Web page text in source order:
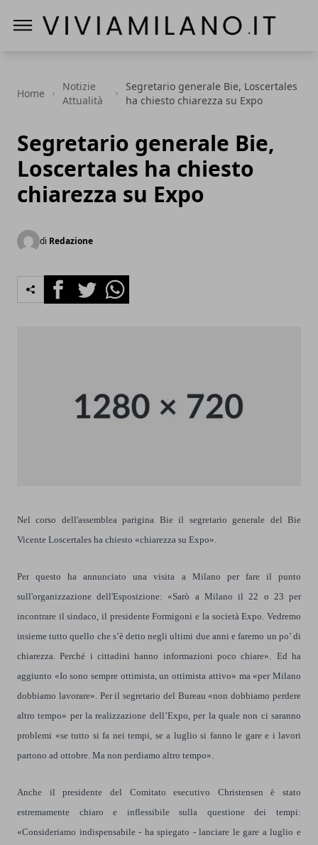
Home
Notizie
Attualità
Segretario generale Bie, Loscertales
ha chiesto chiarezza su Expo
Segretario generale Bie,
Loscertales ha chiesto
chiarezza su Expo
di Redazione
FacebookTwitterWhatsapp
Nel corso dell'assemblea parigina Bie il segretario generale del Bie
Vicente Loscertales ha chiesto «chiarezza su Expo».
Per questo ha annunciato una visita a Milano per fare il punto
sull'organizzazione dell'Esposizione: «Sarò a Milano il 22 o 23 per
incontrare il sindaco, il presidente Formigoni e la società Expo. Vedremo
insieme tutto quello che s’è detto negli ultimi due anni e faremo un po’ di
chiarezza.
Perché i cittadini hanno informazioni poco chiare».
Ed ha
aggiunto «Io sono sempre ottimista, un ottimista attivo» ma «per Milano
dobbiamo lavorare». Per il segretario del Bureau «non dobbiamo perdere
altro tempo» per la realizzazione dell’Expo, per la quale non ci saranno
problemi «se tutto si fa nei tempi, se a luglio si fanno le gare e i lavori
partono ad ottobre. Ma non perdiamo altro tempo».
Anche il presidente del Comitato esecutivo Christensen è stato
estremamente chiaro e inflessibile sulla questione dei tempi:
«Consideriamo indispensabile - ha spiegato - lanciare le gare a luglio e